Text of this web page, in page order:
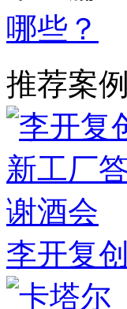
哪些？
推荐案例
李开复